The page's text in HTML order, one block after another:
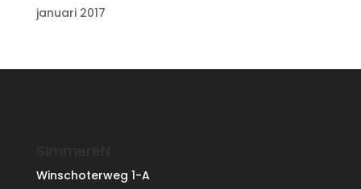
januari 2017
Winschoterweg 1-A